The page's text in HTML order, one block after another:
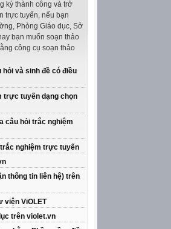
ký thành công và trở
trực tuyến, nếu bạn
Phòng Giáo dục, Sở
bạn muốn soạn thảo
công cụ soạn thảo
hỏi và sinh đề có điều
trực tuyến dạng chọn
câu hỏi trắc nghiệm
nghiệm trực tuyến
thông tin liên hệ) trên
viện ViOLET
trên violet.vn